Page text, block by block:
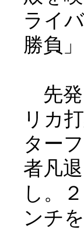
ライ
勝負
先発
リカ
ター
者凡
し。
ンチ